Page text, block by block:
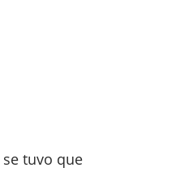
tuvo que